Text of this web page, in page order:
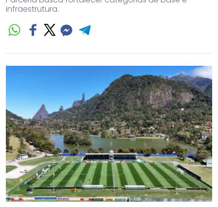
infraestrutura.